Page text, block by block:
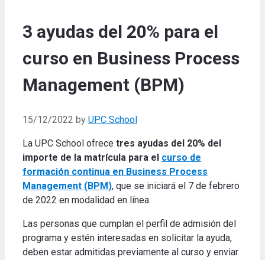
3 ayudas del 20% para el
curso en Business Process
Management (BPM)
15/12/2022 by UPC School
La UPC School ofrece tres ayudas del 20% del
importe de la matrícula para el curso de
formación continua en Business Process
Management (BPM), que se iniciará el 7 de febrero
de 2022 en modalidad en línea.
Las personas que cumplan el perfil de admisión del
programa y estén interesadas en solicitar la ayuda,
deben estar admitidas previamente al curso y enviar